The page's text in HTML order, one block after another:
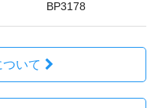
BP3178
いて